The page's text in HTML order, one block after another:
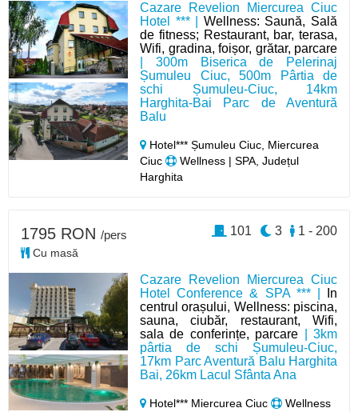
Cazare Revelion Miercurea Ciuc
Hotel *** | Wellness: Saună, Sală
de fitness; Restaurant, bar, terasa,
Wifi, gradina, foișor, grătar, parcare
| 300m Biserica de Pelerinaj
Șumuleu Ciuc, 500m Pârtia de
schi Șumuleu-Ciuc, 14km
Harghita-Bai Parc de Aventură
Balu
Hotel*** Șumuleu Ciuc, Miercurea
Ciuc
Wellness | SPA, Județul
Harghita
Cazare Revelion Miercurea Ciuc
Hotel Conference & SPA *** |
In
centrul orașului, Wellness: piscina,
sauna, ciubăr, restaurant, Wifi,
sala de conferințe, parcare | 3km
pârtia de schi Șumuleu-Ciuc,
17km Parc Aventură Balu Harghita
Bai, 26km Lacul Sfânta Ana
Hotel*** Miercurea Ciuc
Wellness
1795 RON /pers
Cu masă
1 - 200
3
101